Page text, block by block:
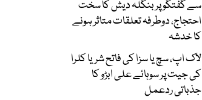
سے گفتگو پر بنگلہ دیش کا سخت
احتجاج، دوطرفہ تعلقات متاثر ہونے
کا خدشہ
لاک اپ، سچ یا سزا کی فاتح شریا کلرا
کی جیت پر سوہائے علی ابڑو کا
جذباتی ردعمل